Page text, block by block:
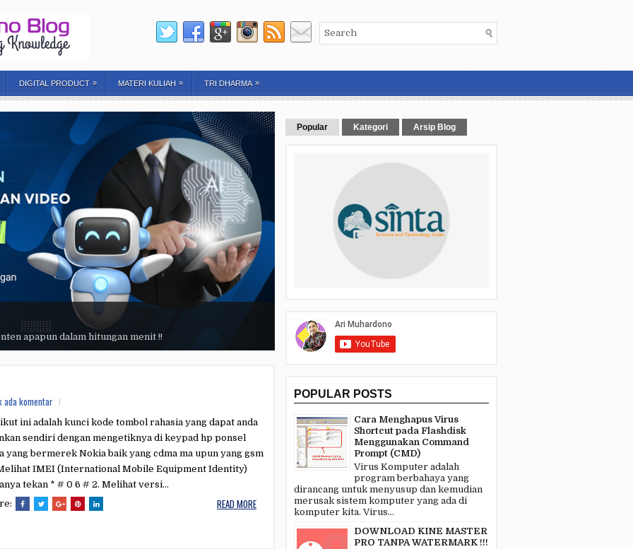
DIGITAL PRODUCT » MATERI KULIAH » TRI DHARMA »
apapun dalam hitungan menit !!
STEP BY STEP Jualan Online di SHOPEE
ada komentar
ini adalah kunci kode tombol rahasia yang dapat anda
sendiri dengan mengetiknya di keypad hp ponsel
yang bermerek Nokia baik yang cdma ma upun yang gsm
IMEI (International Mobile Equipment Identity)
tekan * # 0 6 # 2. Melihat versi...
READ MORE
Popular Kategori Arsip Blog
POPULAR POSTS
Cara Menghapus Virus
Shortcut pada Flashdisk
Menggunakan Command
Prompt (CMD)
Virus Komputer adalah
program berbahaya yang
dirancang untuk menyusup dan kemudian
merusak sistem komputer yang ada di
komputer kita. Virus...
DOWNLOAD KINE MASTER
PRO TANPA WATERMARK !!!